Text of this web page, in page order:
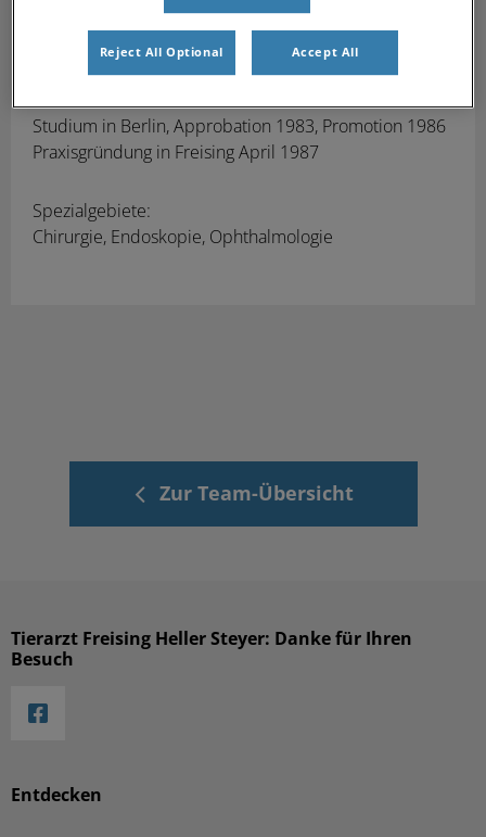
Michael Heller Dr. med. vet.Tierarzt
Geboren 1952 in Köln
Studium in Berlin, Approbation 1983, Promotion 1986
Praxisgründung in Freising April 1987
Spezialgebiete:
Chirurgie, Endoskopie, Ophthalmologie
Zur Team-Übersicht
Entdecken
Tierarzt Freising Heller Steyer: Danke für Ihren
Besuch
Reject All Optional Accept All